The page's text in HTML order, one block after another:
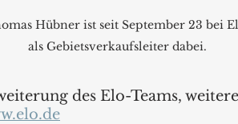
Hübner ist seit September 23 bei
als Gebietsverkaufsleiter dabei.
des Elo-Teams,